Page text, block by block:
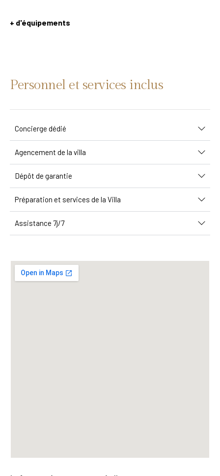
+ d'équipements
Personnel et services inclus
Concierge dédié
Agencement de la villa
Dépôt de garantie
Préparation et services de la Villa
Assistance 7j/7